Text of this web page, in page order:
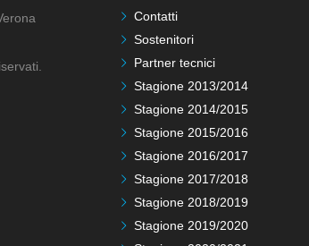
Contatti
Sostenitori
Partner tecnici
Stagione 2013/2014
Stagione 2014/2015
Stagione 2015/2016
Stagione 2016/2017
Stagione 2017/2018
Stagione 2018/2019
Stagione 2019/2020